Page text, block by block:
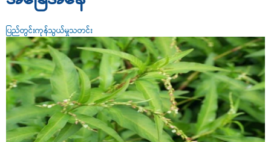
ပြည်တွင်းကုန်သွယ်မှုသတင်း